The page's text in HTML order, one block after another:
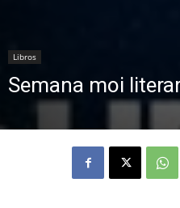
Libros
Semana moi